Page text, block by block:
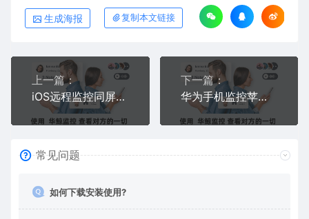
生成海报 复制本文链接
上一篇：
iOS远程监控同屏华为手机屏幕怎么做？iPhone看华为手机实时画面的方法
下一篇：
华为手机监控苹果手机位置怎么做？用华为手机看老婆iPhone实时定位的方法
常见问题
如何下载安装使用?